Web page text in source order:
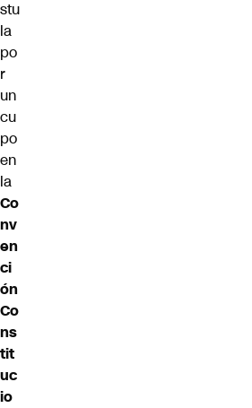
stu
la
po
r
un
cu
po
en
la
Co
nv
en
ci
ón
Co
ns
tit
uc
io